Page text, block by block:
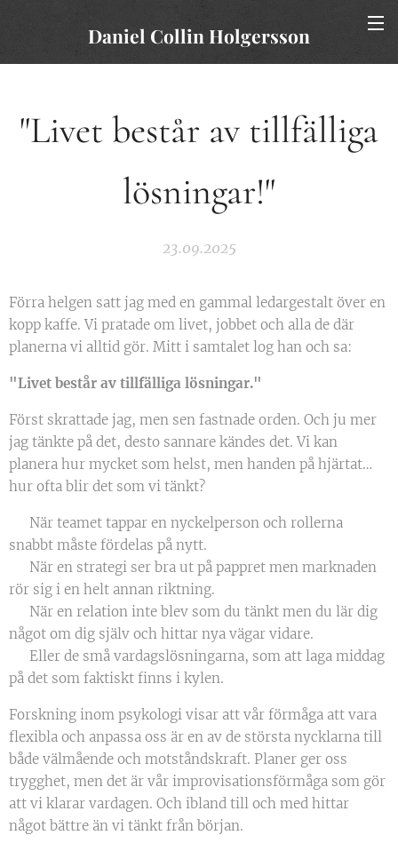
Daniel Collin Holgersson
"Livet består av tillfälliga
lösningar!"
23.09.2025
Förra helgen satt jag med en gammal ledargestalt över en
kopp kaffe. Vi pratade om livet, jobbet och alla de där
planerna vi alltid gör. Mitt i samtalet log han och sa:
"Livet består av tillfälliga lösningar."
Först skrattade jag, men sen fastnade orden. Och ju mer
jag tänkte på det, desto sannare kändes det. Vi kan
planera hur mycket som helst, men handen på hjärtat…
hur ofta blir det som vi tänkt?
🎈 När teamet tappar en nyckelperson och rollerna
snabbt måste fördelas på nytt.
🎈 När en strategi ser bra ut på pappret men marknaden
rör sig i en helt annan riktning.
🎈 När en relation inte blev som du tänkt men du lär dig
något om dig själv och hittar nya vägar vidare.
🎈 Eller de små vardagslösningarna, som att laga middag
på det som faktiskt finns i kylen.
Forskning inom psykologi visar att vår förmåga att vara
flexibla och anpassa oss är en av de största nycklarna till
både välmående och motståndskraft. Planer ger oss
trygghet, men det är vår improvisationsförmåga som gör
att vi klarar vardagen. Och ibland till och med hittar
något bättre än vi tänkt från början.